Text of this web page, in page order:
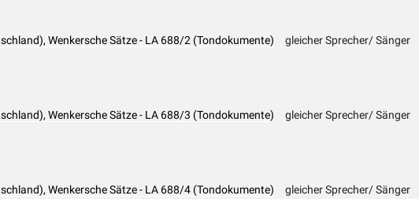
Wenkersche Sätze - LA 688/2 (Tondokumente) gleicher Sprecher/ Sänger
Wenkersche Sätze - LA 688/3 (Tondokumente) gleicher Sprecher/ Sänger
Wenkersche Sätze - LA 688/4 (Tondokumente) gleicher Sprecher/ Sänger